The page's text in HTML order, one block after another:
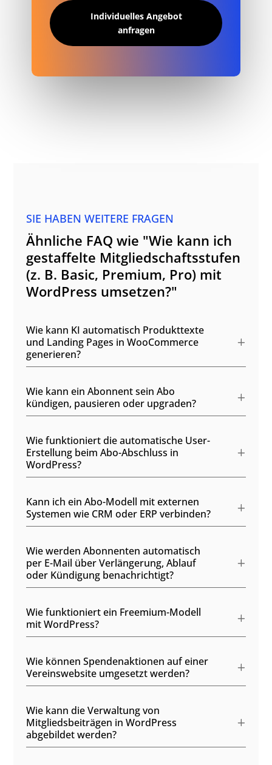
Individuelles Angebot
anfragen
SIE HABEN WEITERE FRAGEN
Ähnliche FAQ wie "Wie kann ich
gestaffelte Mitgliedschaftsstufen
(z. B. Basic, Premium, Pro) mit
WordPress umsetzen?"
Wie kann KI automatisch Produkttexte
und Landing Pages in WooCommerce
generieren?
Wie kann ein Abonnent sein Abo
kündigen, pausieren oder upgraden?
Wie funktioniert die automatische User-
Erstellung beim Abo-Abschluss in
WordPress?
Kann ich ein Abo-Modell mit externen
Systemen wie CRM oder ERP verbinden?
Wie werden Abonnenten automatisch
per E-Mail über Verlängerung, Ablauf
oder Kündigung benachrichtigt?
Wie funktioniert ein Freemium-Modell
mit WordPress?
Wie können Spendenaktionen auf einer
Vereinswebsite umgesetzt werden?
Wie kann die Verwaltung von
Mitgliedsbeiträgen in WordPress
abgebildet werden?